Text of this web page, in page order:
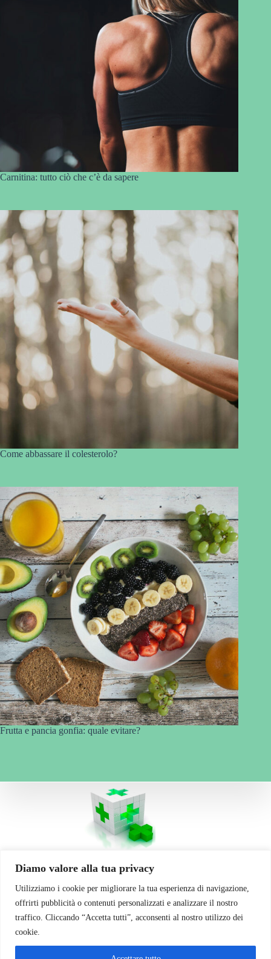
Diamo valore alla tua privacy
Utilizziamo i cookie per migliorare la tua esperienza di navigazione,
offrirti pubblicità o contenuti personalizzati e analizzare il nostro
traffico. Cliccando “Accetta tutti”, acconsenti al nostro utilizzo dei
cookie.
Carnitina: tutto ciò che c’è da sapere
Come abbassare il colesterolo?
Frutta e pancia gonfia: quale evitare?
Contatti
Via Cherubini 7